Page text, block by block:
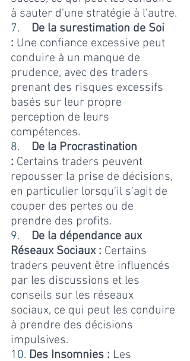
à sauter d'une stratégie à l'autre.
7. De la surestimation de Soi
: Une confiance excessive peut
conduire à un manque de
prudence, avec des traders
prenant des risques excessifs
basés sur leur propre
perception de leurs
compétences.
8. De la Procrastination
: Certains traders peuvent
repousser la prise de décisions,
en particulier lorsqu'il s'agit de
couper des pertes ou de
prendre des profits.
9. De la dépendance aux
Réseaux Sociaux : Certains
traders peuvent être influencés
par les discussions et les
conseils sur les réseaux
sociaux, ce qui peut les conduire
à prendre des décisions
impulsives.
10. Des Insomnies : Les